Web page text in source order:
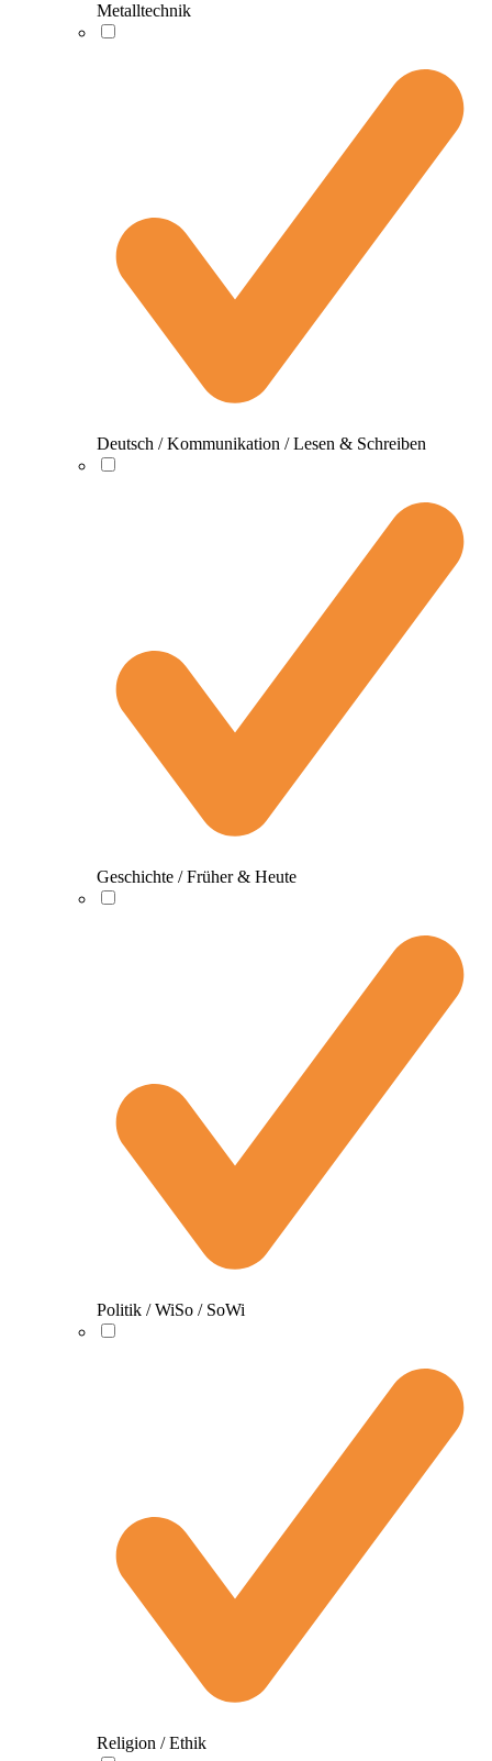
Metalltechnik
Deutsch / Kommunikation / Lesen & Schreiben
Geschichte / Früher & Heute
Politik / WiSo / SoWi
Religion / Ethik